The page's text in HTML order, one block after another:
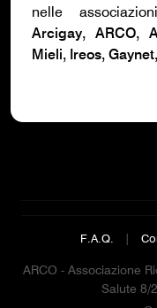
nelle
Arcigay, ARCO,
Mieli, Ireos,
F.A.Q. |
ARCO - Associazione
Salute 8/